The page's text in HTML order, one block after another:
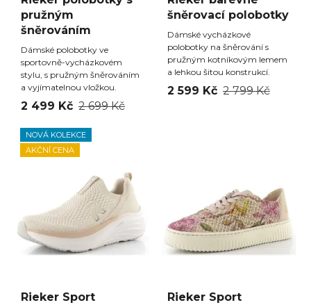
pružným
šněrováním
Dámské polobotky ve
sportovně-vycházkovém
stylu, s pružným šněrováním
a vyjímatelnou vložkou.
2 499 Kč 2 699 Kč
šněrovací polobotky
Dámské vycházkové
polobotky na šněrování s
pružným kotníkovým lemem
a lehkou šitou konstrukcí.
2 599 Kč 2 799 Kč
NOVÁ KOLEKCE
AKČNÍ CENA
Rieker Sport
Rieker Sport